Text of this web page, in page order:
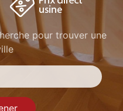
pour trouver une